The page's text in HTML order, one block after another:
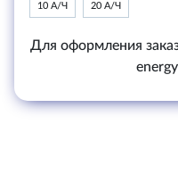
10 А/Ч 20 А/Ч
Для оформления